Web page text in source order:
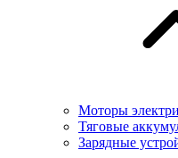
Моторы
Тяговые
Зарядные